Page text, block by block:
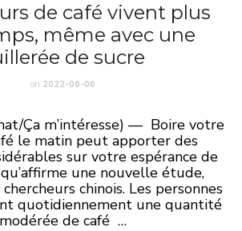
de café vivent plus
même avec une
de sucre
on 2022-06-06
Ça m’intéresse) — Boire votre
le matin peut apporter des
sur votre espérance de
qu’affirme une nouvelle étude,
chinois. Les personnes
quotidiennement une quantité
modérée de café …